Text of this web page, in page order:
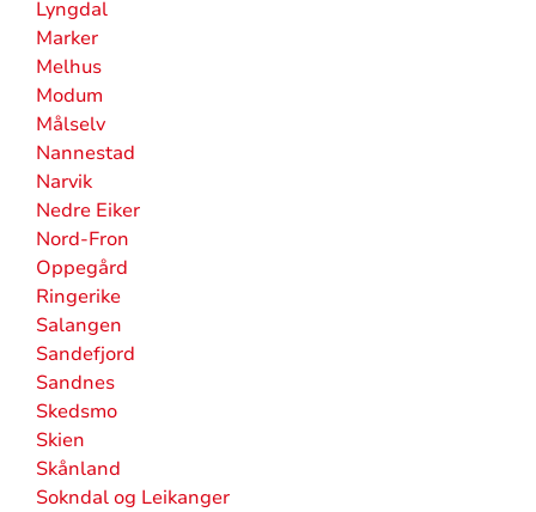
Lyngdal
Marker
Melhus
Modum
Målselv
Nannestad
Narvik
Nedre Eiker
Nord-Fron
Oppegård
Ringerike
Salangen
Sandefjord
Sandnes
Skedsmo
Skien
Skånland
Sokndal og Leikanger